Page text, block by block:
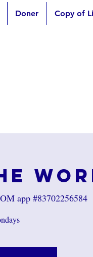
Doner Copy of
app #83702256584